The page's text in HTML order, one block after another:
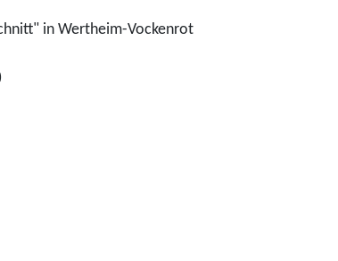
in Wertheim-Vockenrot